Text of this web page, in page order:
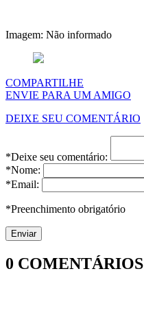
Imagem: Não informado
COMPARTILHE
ENVIE PARA UM AMIGO
DEIXE SEU COMENTÁRIO
*Deixe seu comentário:
*Nome:
*Email:
*Preenchimento obrigatório
0 COMENTÁRIOS